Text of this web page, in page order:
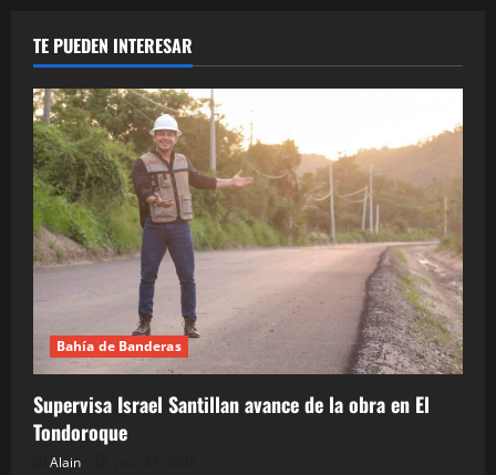
r
a
d
a
s
TE PUEDEN INTERESAR
Bahía de Banderas
Supervisa Israel Santillan avance de la obra en El
Tondoroque
Alain